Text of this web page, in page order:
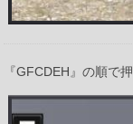
『GFCDEH』の順で